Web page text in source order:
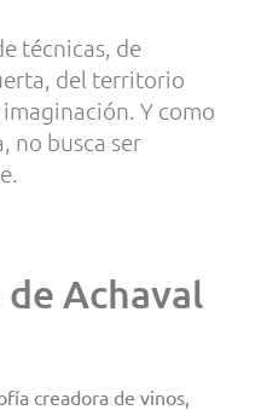
técnicas, de
del territorio
Y como
no busca ser
Achaval
creadora de vinos,